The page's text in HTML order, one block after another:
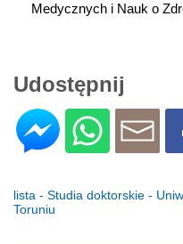
Medycznych i Nauk o
Udostępnij
lista - Studia doktorskie -
Toruniu